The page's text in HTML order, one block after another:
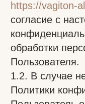
достоверность
предоставляемых
1.5. Пользователь
обработку
проставления
регистрации либо
2. Предмет политики
2.1. Настоящая